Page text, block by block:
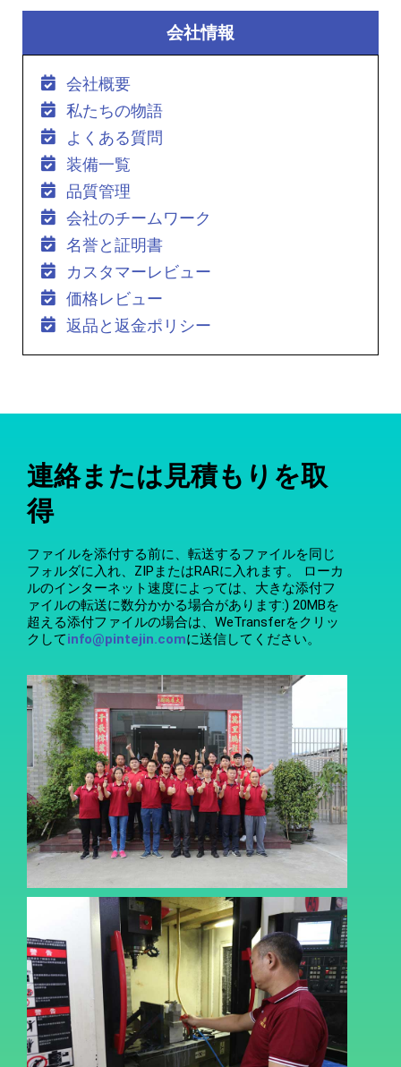
会社情報
会社概要
私たちの物語
よくある質問
装備一覧
品質管理
会社のチームワーク
名誉と証明書
カスタマーレビュー
価格レビュー
返品と返金ポリシー
連絡または見積もりを取
得
ファイルを添付する前に、転送するファイルを同じ
フォルダに入れ、ZIPまたはRARに入れます。 ローカ
ルのインターネット速度によっては、大きな添付フ
ァイルの転送に数分かかる場合があります:) 20MBを
超える添付ファイルの場合は、WeTransferをクリッ
クしてinfo@pintejin.comに送信してください。